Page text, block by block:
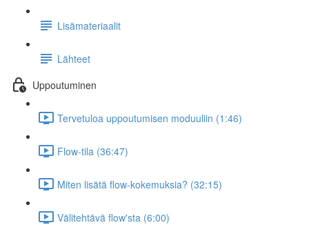
Lisämateriaalit
Lähteet
Uppoutuminen
Tervetuloa uppoutumisen moduuliin (1:46)
Flow-tila (36:47)
Miten lisätä flow-kokemuksia? (32:15)
Välitehtävä flow'sta (6:00)